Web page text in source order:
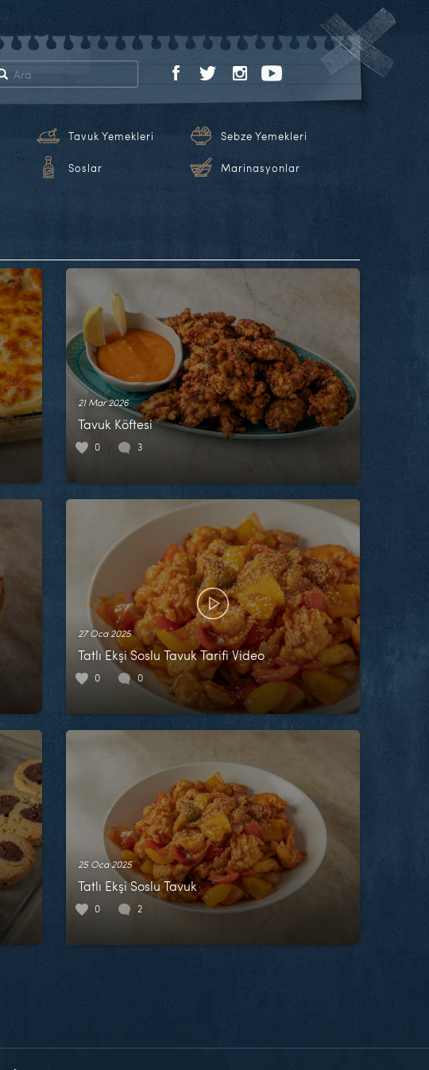
Tavuk Yemekleri Sebze Yemekleri
Soslar Marinasyonlar
21 Mar 2026
Tavuk Köftesi
0 3
27 Oca 2025
Tatlı Ekşi Soslu Tavuk Tarifi Video
0 0
25 Oca 2025
Tatlı Ekşi Soslu Tavuk
0 2